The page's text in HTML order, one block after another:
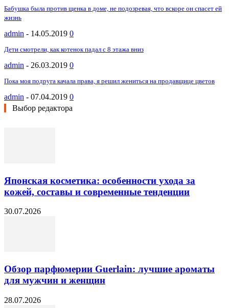
Бабушка была против щенка в доме, не подозревая, что вскоре он спасет ей
жизнь
admin - 14.05.2019 0
Дети смотрели, как котенок падал с 8 этажа вниз
admin - 26.03.2019 0
Пока моя подруга качала права, я решил жениться на продавщице цветов
admin - 07.04.2019 0
Выбор редактора
Японская косметика: особенности ухода за
кожей, составы и современные тенденции
30.07.2026
Обзор парфюмерии Guerlain: лучшие ароматы
для мужчин и женщин
28.07.2026